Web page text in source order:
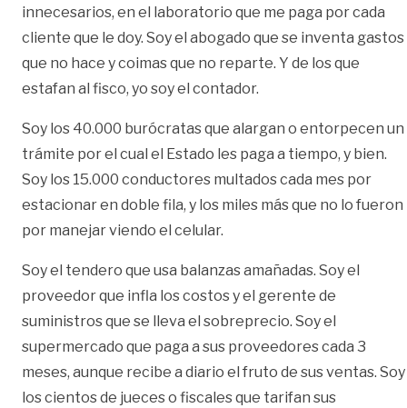
innecesarios, en el laboratorio que me paga por cada
cliente que le doy. Soy el abogado que se inventa gastos
que no hace y coimas que no reparte. Y de los que
estafan al fisco, yo soy el contador.
Soy los 40.000 burócratas que alargan o entorpecen un
trámite por el cual el Estado les paga a tiempo, y bien.
Soy los 15.000 conductores multados cada mes por
estacionar en doble fila, y los miles más que no lo fueron
por manejar viendo el celular.
Soy el tendero que usa balanzas amañadas. Soy el
proveedor que infla los costos y el gerente de
suministros que se lleva el sobreprecio. Soy el
supermercado que paga a sus proveedores cada 3
meses, aunque recibe a diario el fruto de sus ventas. Soy
los cientos de jueces o fiscales que tarifan sus